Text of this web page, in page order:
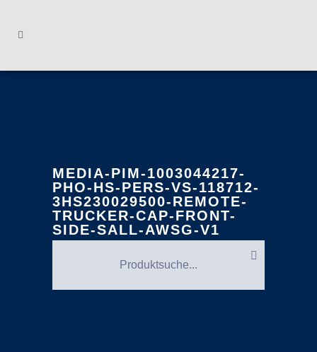
MEDIA-PIM-1003044217-
PHO-HS-PERS-VS-118712-
3HS230029500-REMOTE-
TRUCKER-CAP-FRONT-
SIDE-SALL-AWSG-V1